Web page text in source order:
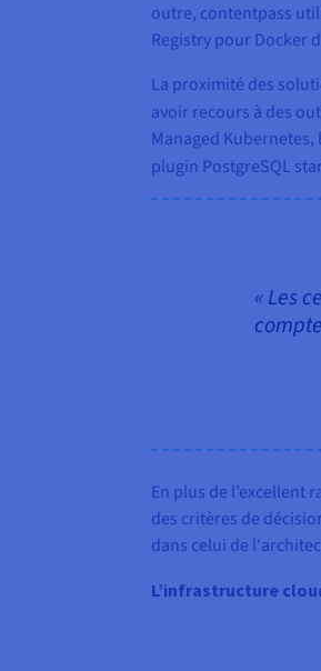
outre, contentpass
Registry pour Docker
La proximité des
avoir recours à des
Managed
plugin PostgreSQL
« Les
En plus de l’excellent
des critères de
dans celui de
L’infrastructure